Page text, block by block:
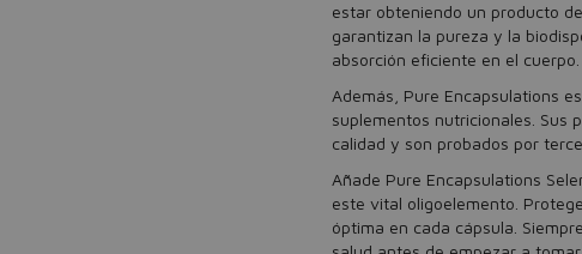
estar obteniendo un producto
garantizan la pureza y la
absorción eficiente en el cuerpo.
Además, Pure Encapsulations
suplementos nutricionales. Sus
calidad y son probados por
Añade Pure Encapsulations
este vital oligoelemento.
óptima en cada cápsula.